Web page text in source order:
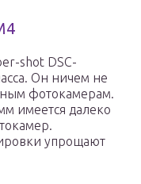
shot DSC-
Он ничем не
фотокамерам.
имеется далеко
упрощают